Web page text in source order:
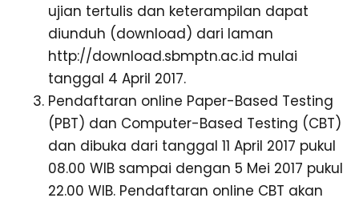
ujian tertulis dan keterampilan dapat
diunduh (download) dari laman
http://download.sbmptn.ac.id mulai
tanggal 4 April 2017.
Pendaftaran online Paper-Based Testing
(PBT) dan Computer-Based Testing (CBT)
dan dibuka dari tanggal 11 April 2017 pukul
08.00 WIB sampai dengan 5 Mei 2017 pukul
22.00 WIB. Pendaftaran online CBT akan